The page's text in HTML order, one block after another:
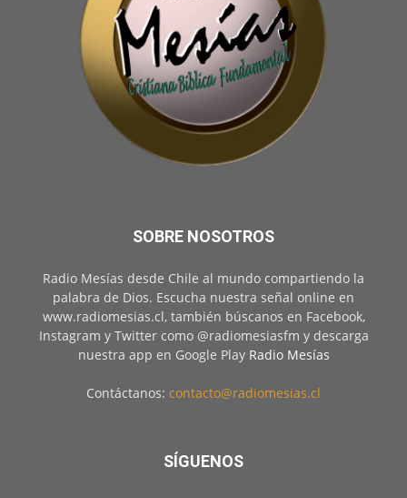
SOBRE NOSOTROS
Radio Mesías desde Chile al mundo compartiendo la
palabra de Dios. Escucha nuestra señal online en
www.radiomesias.cl, también búscanos en Facebook,
Instagram y Twitter como @radiomesiasfm y descarga
nuestra app en Google Play Radio Mesías
Contáctanos: contacto@radiomesias.cl
SÍGUENOS